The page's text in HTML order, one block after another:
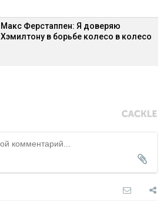
Макс Ферстаппен: Я доверяю
Хэмилтону в борьбе колесо в колесо